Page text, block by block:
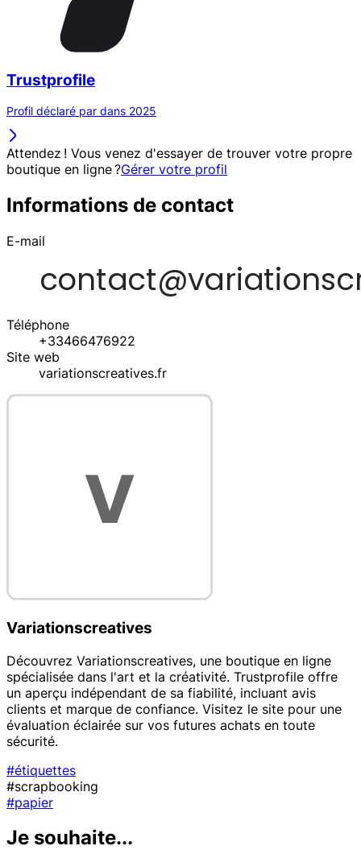
Trustprofile
Profil déclaré par dans 2025
Attendez ! Vous venez d'essayer de trouver votre propre
boutique en ligne ?Gérer votre profil
Informations de contact
E-mail
Téléphone
+33466476922
Site web
variationscreatives.fr
Variationscreatives
Découvrez Variationscreatives, une boutique en ligne
spécialisée dans l'art et la créativité. Trustprofile offre
un aperçu indépendant de sa fiabilité, incluant avis
clients et marque de confiance. Visitez le site pour une
évaluation éclairée sur vos futures achats en toute
sécurité.
#étiquettes
#scrapbooking
#papier
Je souhaite...